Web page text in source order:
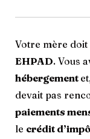
Votre mère
EHPAD. Vous
hébergement
devait pas
paiements
le crédit